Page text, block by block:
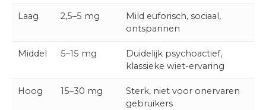
Laag 2,5–5 mg
Mild euforisch, sociaal,
ontspannen
Middel 5–15 mg
Duidelijk psychoactief,
klassieke wiet-ervaring
Hoog 15–30 mg
Sterk, niet voor onervaren
gebruikers